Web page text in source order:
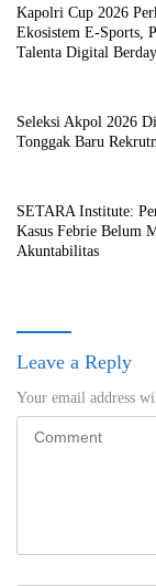
Kapolri Cup 2026
Ekosistem E-Sports,
Talenta Digital
Seleksi Akpol 2026
Tonggak Baru
SETARA Institute:
Kasus Febrie Belum
Akuntabilitas
Leave a Reply
Your email address